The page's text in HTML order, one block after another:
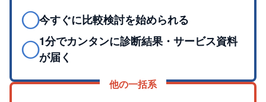
◯今すぐに比較検討を始められる
◯1分でカンタンに診断結果・サービス資料
が届く
他の一括系